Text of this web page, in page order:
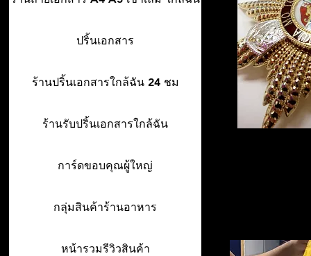
ปริ้นเอกสาร
ร้านปริ้นเอกสารใกล้ฉัน 24 ชม
ร้านรับปริ้นเอกสารใกล้ฉัน
การ์ดขอบคุณผู้ใหญ่
กลุ่มสินค้าร้านอาหาร
หน้ารวมรีวิวสินค้า